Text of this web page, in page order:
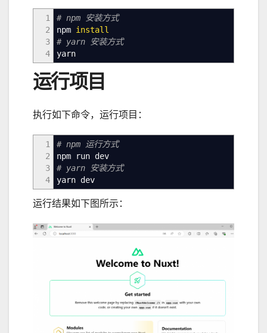
1
2
3
4
# npm 安装方式
npm install
# yarn 安装方式
yarn
运行项目
执行如下命令，运行项目：
1
2
3
4
# npm 运行方式
npm run dev
# yarn 安装方式
yarn dev
运行结果如下图所示：